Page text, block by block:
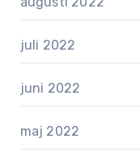
juli 2022
juni 2022
maj 2022